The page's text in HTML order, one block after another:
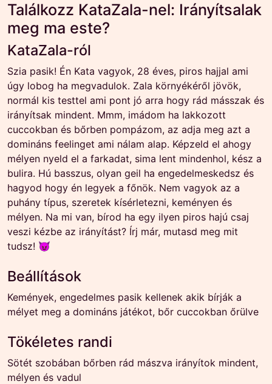
Találkozz KataZala-nel: Irányítsalak
meg ma este?
KataZala-ról
Szia pasik! Én Kata vagyok, 28 éves, piros hajjal ami
úgy lobog ha megvadulok. Zala környékéről jövök,
normál kis testtel ami pont jó arra hogy rád másszak és
irányítsak mindent. Mmm, imádom ha lakkozott
cuccokban és bőrben pompázom, az adja meg azt a
domináns feelinget ami nálam alap. Képzeld el ahogy
mélyen nyeld el a farkadat, sima lent mindenhol, kész a
bulira. Hú basszus, olyan geil ha engedelmeskedsz és
hagyod hogy én legyek a főnök. Nem vagyok az a
puhány típus, szeretek kísérletezni, keményen és
mélyen. Na mi van, bírod ha egy ilyen piros hajú csaj
veszi kézbe az irányítást? Írj már, mutasd meg mit
tudsz! 😈
Beállítások
Kemények, engedelmes pasik kellenek akik bírják a
mélyet meg a domináns játékot, bőr cuccokban őrülve
Tökéletes randi
Sötét szobában bőrben rád mászva irányítok mindent,
mélyen és vadul